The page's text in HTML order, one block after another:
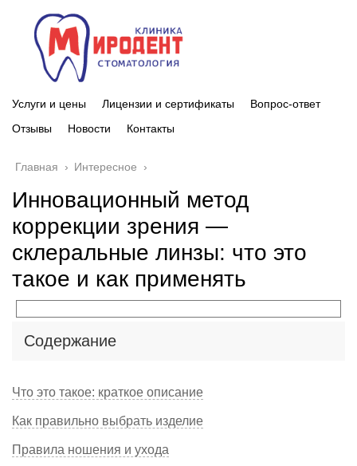
Услуги и цены Лицензии и сертификаты
Вопрос-ответ
Отзывы
Новости Контакты
Главная › Интересное ›
Инновационный метод
коррекции зрения —
склеральные линзы: что это
такое и как применять
Содержание
Что это такое: краткое описание
Как правильно выбрать изделие
Правила ношения и ухода